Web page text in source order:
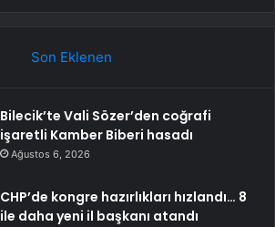
Son Eklenen
Bilecik’te Vali Sözer’den coğrafi
işaretli Kamber Biberi hasadı
Ağustos 6, 2026
CHP’de kongre hazırlıkları hızlandı… 8
ile daha yeni il başkanı atandı